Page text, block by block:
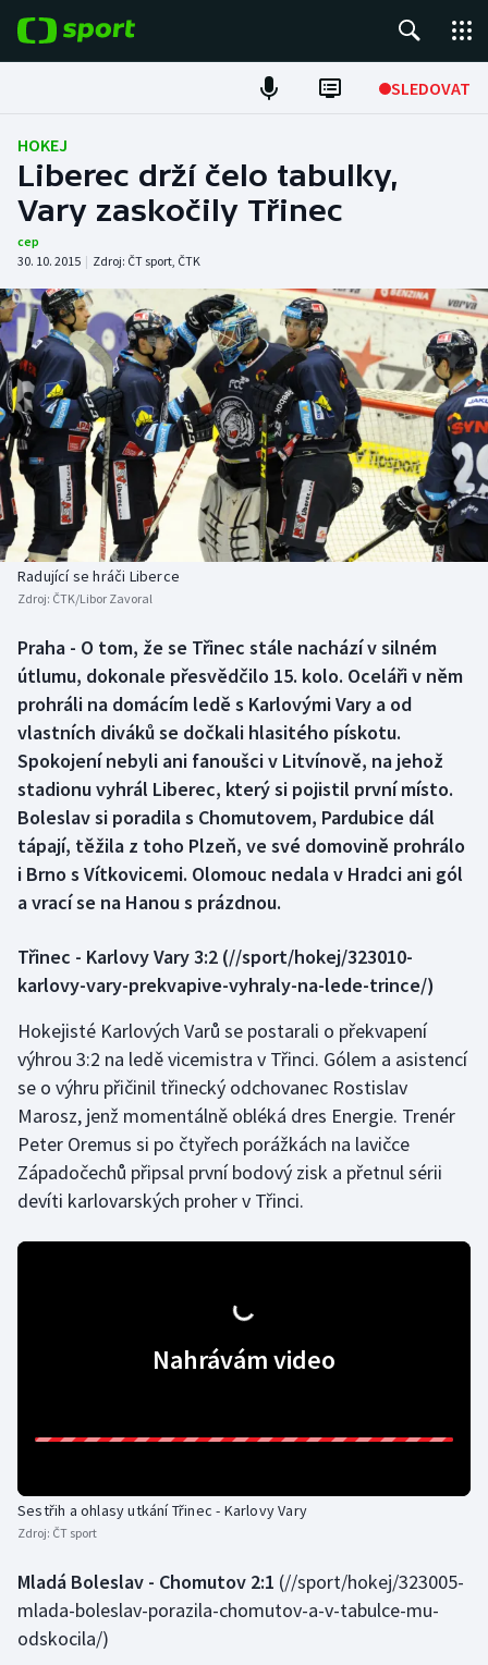
SLEDOVAT
Fotbal
Hokej
Atletika
Cyklistika
DALŠÍ SPORTY
Americký fotbal
Baseball a softbal
Basketbal
Biatlon
Boby a skeleton
Box
Curling
Dostihy
Florbal
Golf
Gymnastika
Házená
Jezdectví
Judo
Motorsport
Olympijské hry
Plavání
Plážový volejbal
NEPŘEHLÉDNĚTE
Soutěže
Historické návraty
Aplikace ČT sport
AZ kvíz
HOKEJ
Liberec drží čelo tabulky,
Vary zaskočily Třinec
cep
30. 10. 2015 | Zdroj: ČT sport, ČTK
Radující se hráči Liberce
Zdroj: ČTK/Libor Zavoral
Praha - O tom, že se Třinec stále nachází v silném
útlumu, dokonale přesvědčilo 15. kolo. Oceláři v něm
prohráli na domácím ledě s Karlovými Vary a od
vlastních diváků se dočkali hlasitého pískotu.
Spokojení nebyli ani fanoušci v Litvínově, na jehož
stadionu vyhrál Liberec, který si pojistil první místo.
Boleslav si poradila s Chomutovem, Pardubice dál
tápají, těžila z toho Plzeň, ve své domovině prohrálo
i Brno s Vítkovicemi. Olomouc nedala v Hradci ani gól
a vrací se na Hanou s prázdnou.
Třinec - Karlovy Vary 3:2 (//sport/hokej/323010-
karlovy-vary-prekvapive-vyhraly-na-lede-trince/)
Hokejisté Karlových Varů se postarali o překvapení
výhrou 3:2 na ledě vicemistra v Třinci. Gólem a asistencí
se o výhru přičinil třinecký odchovanec Rostislav
Marosz, jenž momentálně obléká dres Energie. Trenér
Peter Oremus si po čtyřech porážkách na lavičce
Západočechů připsal první bodový zisk a přetnul sérii
devíti karlovarských proher v Třinci.
Nahrávám video
Sestřih a ohlasy utkání Třinec - Karlovy Vary
Zdroj: ČT sport
Mladá Boleslav - Chomutov 2:1 (//sport/hokej/323005-
mlada-boleslav-porazila-chomutov-a-v-tabulce-mu-
odskocila/)